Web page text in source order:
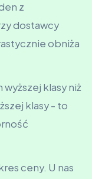
z
dostawcy
obniża
klasy niż
klasy - to
ceny. U nas